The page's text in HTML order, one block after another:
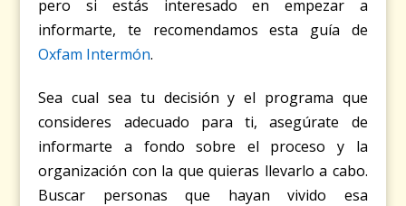
pero si estás interesado en empezar a
informarte, te recomendamos esta guía de
Oxfam Intermón.
Sea cual sea tu decisión y el programa que
consideres adecuado para ti, asegúrate de
informarte a fondo sobre el proceso y la
organización con la que quieras llevarlo a cabo.
Buscar personas que hayan vivido esa